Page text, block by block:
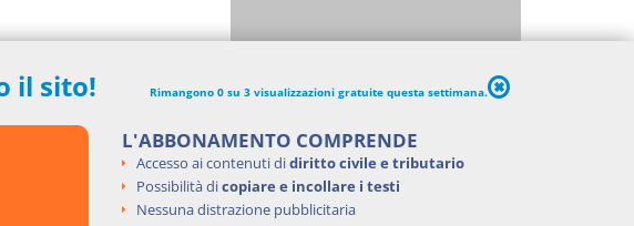
il sito! Rimangono 0 su 3 visualizzazioni gratuite questa settimana.
L'ABBONAMENTO COMPRENDE
Accesso ai contenuti didiritto civile e tributario
Possibilità dicopiare e incollare i testi
Nessuna distrazione pubblicitaria